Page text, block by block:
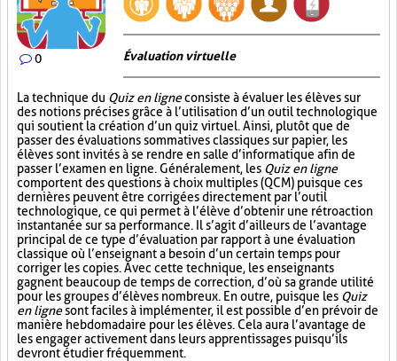
0 Évaluation virtuelle
La technique du Quiz en ligneconsiste à évaluer les élèves sur
des notions précises grâce à l’utilisation d’un outil technologique
qui soutient la création d’un quiz virtuel. Ainsi, plutôt que de
passer des évaluations sommatives classiques sur papier, les
élèves sont invités à se rendre en salle d’informatique afin de
passer l’examen en ligne. Généralement, les Quiz en ligne
comportent des questions à choix multiples (QCM) puisque ces
dernières peuvent être corrigées directement par l’outil
technologique, ce qui permet à l’élève d’obtenir une rétroaction
instantanée sur sa performance. Il s’agit d’ailleurs de l’avantage
principal de ce type d’évaluation par rapport à une évaluation
classique où l’enseignant a besoin d’un certain temps pour
corriger les copies. Avec cette technique, les enseignants
gagnent beaucoup de temps de correction, d’où sa grande utilité
pour les groupes d’élèves nombreux. En outre, puisque les Quiz
en lignesont faciles à implémenter, il est possible d’en prévoir de
manière hebdomadaire pour les élèves. Cela aura l’avantage de
les engager activement dans leurs apprentissages puisqu’ils
devront étudier fréquemment.